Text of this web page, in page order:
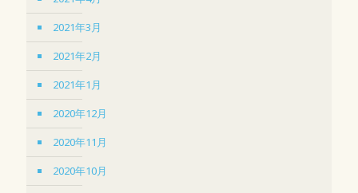
2021年3月
2021年2月
2021年1月
2020年12月
2020年11月
2020年10月